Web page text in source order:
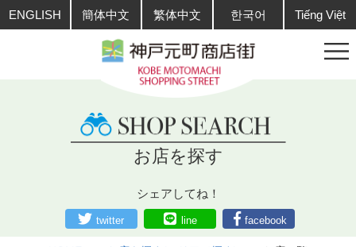
ENGLISH 簡体中文 繁体中文 한국어 Tiếng Việt
お店を探す
シェアしてね！
twitter line facebook